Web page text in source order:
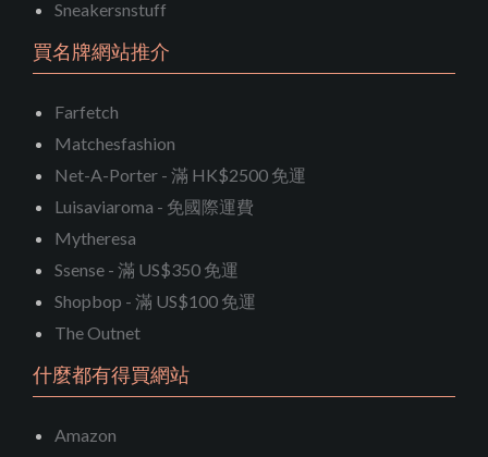
Sneakersnstuff
買名牌網站推介
Farfetch
Matchesfashion
Net-A-Porter - 滿 HK$2500 免運
Luisaviaroma - 免國際運費
Mytheresa
Ssense - 滿 US$350 免運
Shopbop - 滿 US$100 免運
The Outnet
什麼都有得買網站
Amazon